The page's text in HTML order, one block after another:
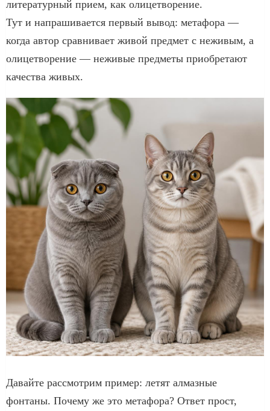
литературный прием, как олицетворение.
Тут и напрашивается первый вывод: метафора —
когда автор сравнивает живой предмет с неживым, а
олицетворение — неживые предметы приобретают
качества живых.
Давайте рассмотрим пример: летят алмазные
фонтаны. Почему же это метафора? Ответ прост,